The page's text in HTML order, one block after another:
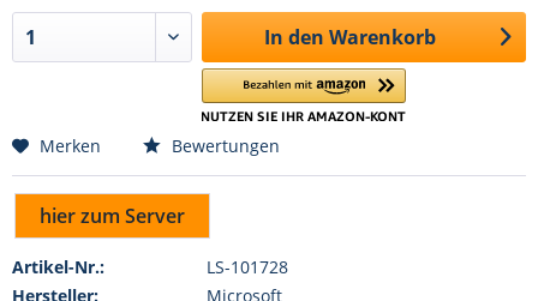
In den Warenkorb
Merken Bewertungen
hier zum Server
Artikel-Nr.:
LS-101728
Hersteller:
Microsoft